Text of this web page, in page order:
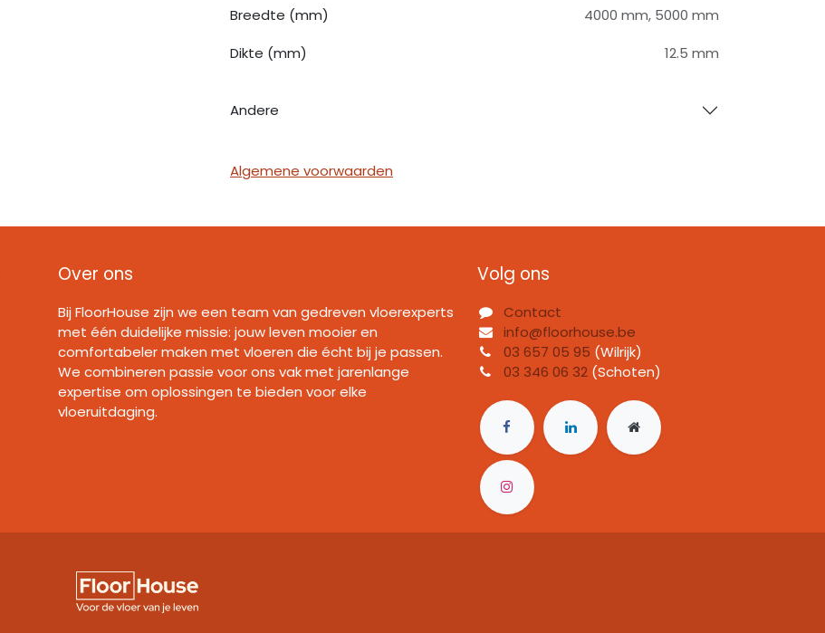
Breedte (mm) 4000 mm, 5000 mm
Dikte (mm)
12.5 mm
Andere
Algemene voorwaarden
Volg ons
Contact
info@floorhouse.be
03 657 05 95 (Wilrijk)
03 346 06 32(Schoten)
Over ons
Bij FloorHouse zijn we een team van gedreven vloerexperts
met één duidelijke missie: jouw leven mooier en
comfortabeler maken met vloeren die écht bij je passen.
We combineren passie voor ons vak met jarenlange
expertise om oplossingen te bieden voor elke
vloeruitdaging.